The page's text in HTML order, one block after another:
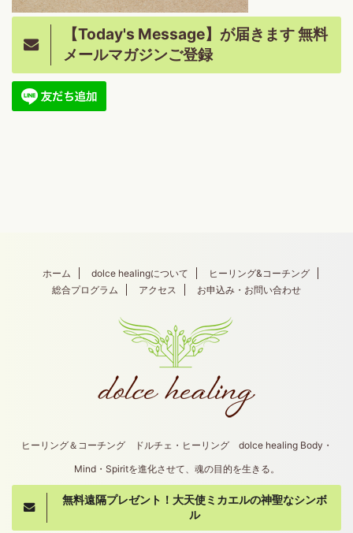
【Today's Message】が届きます 無料
メールマガジンご登録
ホーム dolce healingについて
ヒーリング&コーチング
総合プログラム
アクセス お申込み・お問い合わせ
ヒーリング＆コーチング ドルチェ・ヒーリング dolce healing Body・
Mind・Spiritを進化させて、魂の目的を生きる。
無料遠隔プレゼント！大天使ミカエルの神聖なシンボ
ル
Copyright© dolce healing , 2026 All Rights
Reserved.